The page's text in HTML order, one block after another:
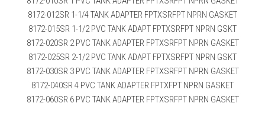
8172-012SR 1-1/4 TANK ADAPTER FPTXSRFPT NPRN GASKET
8172-015SR 1-1/2 PVC TANK ADAPT FPTXSRFPT NPRN GSKT
8172-020SR 2 PVC TANK ADAPTER FPTXSRFPT NPRN GASKET
8172-025SR 2-1/2 PVC TANK ADAPT FPTXSRFPT NPRN GSKT
8172-030SR 3 PVC TANK ADAPTER FPTXSRFPT NPRN GASKET
8172-040SR 4 PVC TANK ADAPTER FPTXFPT NPRN GASKET
8172-060SR 6 PVC TANK ADAPTER FPTXSRFPT NPRN GASKET